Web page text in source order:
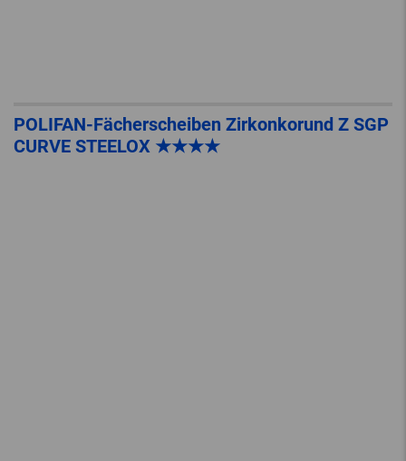
POLIFAN-Fächerscheiben Zirkonkorund Z SGP
CURVE STEELOX ★★★★